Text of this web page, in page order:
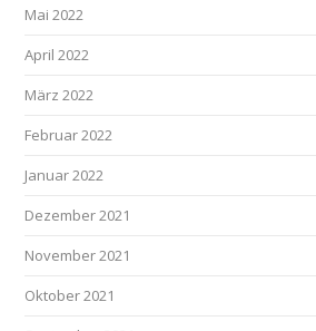
Mai 2022
April 2022
März 2022
Februar 2022
Januar 2022
Dezember 2021
November 2021
Oktober 2021